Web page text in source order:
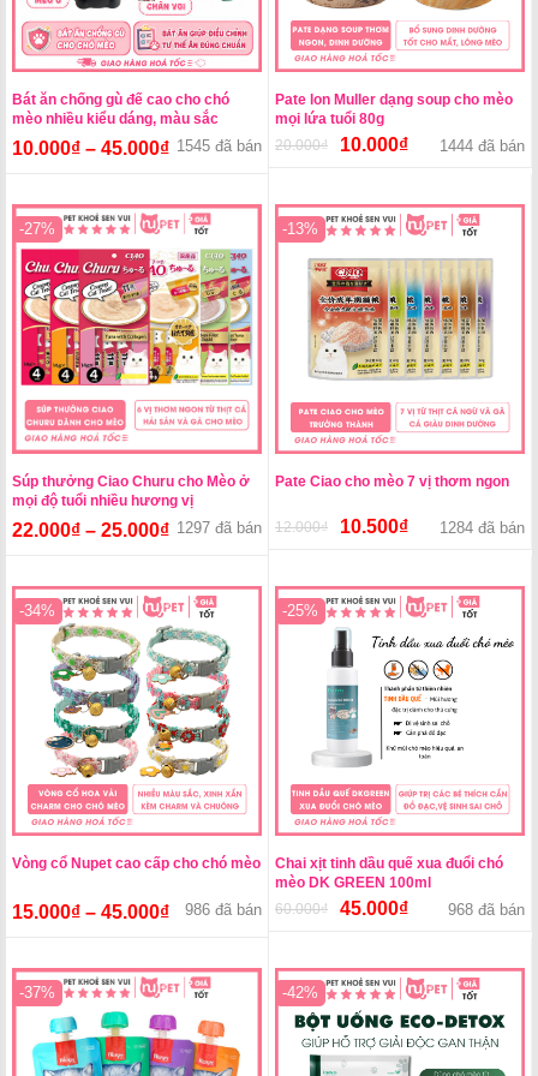
Bát ăn chống gù đế cao cho chó
mèo nhiều kiểu dáng, màu sắc
10.000₫ – 45.000₫ 1545 đã bán
Pate lon Muller dạng soup cho mèo
mọi lứa tuổi 80g
20.000₫
Giá
20.000₫.
10.000₫Giá
là:
1444 đã bán
-27%
Súp thưởng Ciao Churu cho Mèo ở
mọi độ tuổi nhiều hương vị
22.000₫ – 25.000₫ 1297 đã bán
-13%
Pate Ciao cho mèo 7 vị thơm ngon
12.000₫
Giá
12.000₫.
10.500₫Giá
là:
1284 đã bán
-34%
Vòng cổ Nupet cao cấp cho chó mèo
15.000₫ – 45.000₫ 986 đã bán
-25%
Chai xịt tinh dầu quế xua đuổi chó
mèo DK GREEN 100ml
60.000₫
Giá
60.000₫.
45.000₫Giá
là:
45.000₫.
968 đã bán
-37% -42%